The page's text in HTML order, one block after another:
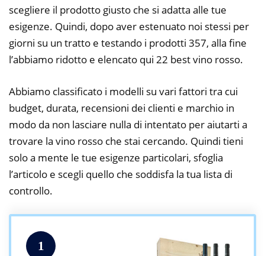
scegliere il prodotto giusto che si adatta alle tue
esigenze. Quindi, dopo aver estenuato noi stessi per
giorni su un tratto e testando i prodotti 357, alla fine
l’abbiamo ridotto e elencato qui 22 best vino rosso.
Abbiamo classificato i modelli su vari fattori tra cui
budget, durata, recensioni dei clienti e marchio in
modo da non lasciare nulla di intentato per aiutarti a
trovare la vino rosso che stai cercando. Quindi tieni
solo a mente le tue esigenze particolari, sfoglia
l’articolo e scegli quello che soddisfa la tua lista di
controllo.
1